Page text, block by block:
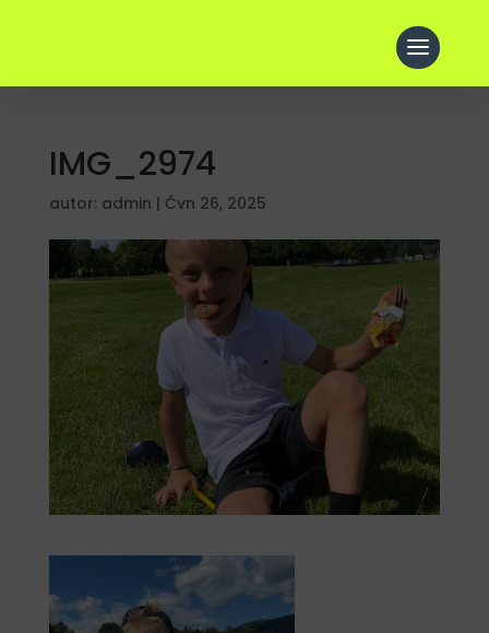
IMG_2974
autor: admin | Čvn 26, 2025